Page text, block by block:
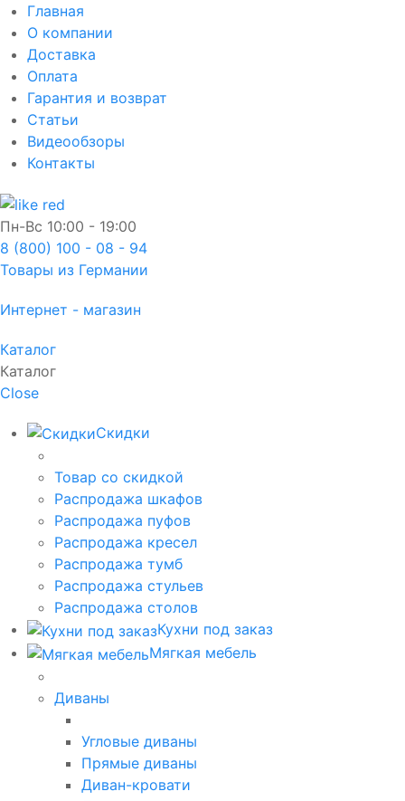
Главная
О компании
Доставка
Оплата
Гарантия и возврат
Статьи
Видеообзоры
Контакты
Пн-Вс 10:00 - 19:00
8 (800) 100 - 08 - 94
Товары из Германии
Интернет - магазин
Каталог
Каталог
Close
Скидки
Товар со скидкой
Распродажа шкафов
Распродажа пуфов
Распродажа кресел
Распродажа тумб
Распродажа стульев
Распродажа столов
Кухни под заказ
Мягкая мебель
Диваны
Угловые диваны
Прямые диваны
Диван-кровати